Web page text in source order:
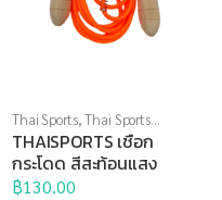
Thai Sports,Thai Sports
Brand,อุปกรณ์บริหารกาย
เชือกกระโดด
THAISPORTS เชือก
กระโดด สีสะท้อนแสง
฿130.00